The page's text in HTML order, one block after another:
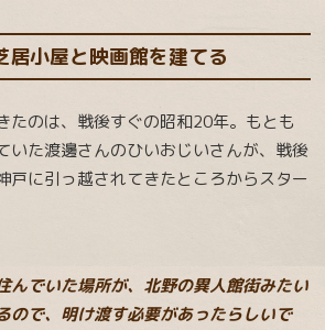
居小屋と映画館を建てる
たのは、戦後すぐの昭和20年。もとも
いた渡邊さんのひいおじいさんが、戦後
戸に引っ越されてきたところからスター
んでいた場所が、北野の異人館街みたい
ので、明け渡す必要があったらしいで